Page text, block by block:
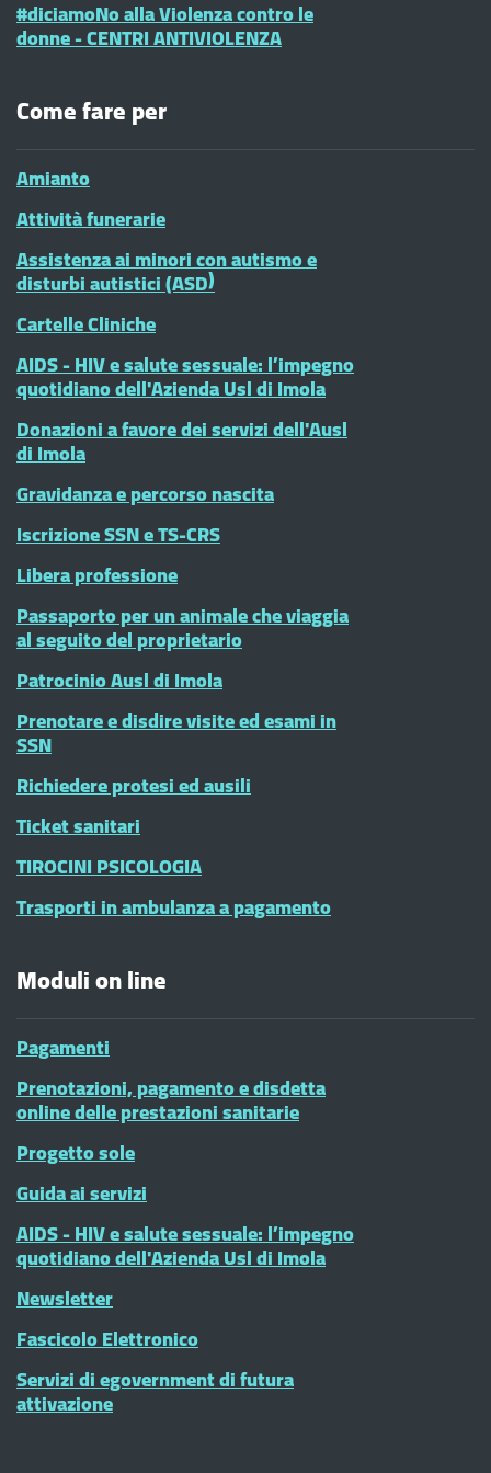
#diciamoNo alla Violenza contro le
donne - CENTRI ANTIVIOLENZA
Come fare per
Amianto
Attività funerarie
Assistenza ai minori con autismo e
disturbi autistici (ASD)
Cartelle Cliniche
AIDS - HIV e salute sessuale: l’impegno
quotidiano dell'Azienda Usl di Imola
Donazioni a favore dei servizi dell'Ausl
di Imola
Gravidanza e percorso nascita
Iscrizione SSN e TS-CRS
Libera professione
Passaporto per un animale che viaggia
al seguito del proprietario
Patrocinio Ausl di Imola
Prenotare e disdire visite ed esami in
SSN
Richiedere protesi ed ausili
Ticket sanitari
TIROCINI PSICOLOGIA
Trasporti in ambulanza a pagamento
Moduli on line
Pagamenti
Prenotazioni, pagamento e disdetta
online delle prestazioni sanitarie
Progetto sole
Guida ai servizi
AIDS - HIV e salute sessuale: l’impegno
quotidiano dell'Azienda Usl di Imola
Newsletter
Fascicolo Elettronico
Servizi di egovernment di futura
attivazione